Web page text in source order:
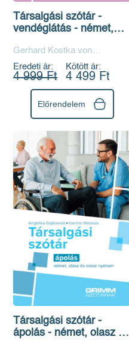
Társalgási szótár -
vendéglátás - német,
Gerhard Kostka von
Liebinsfeld, Urte Albrecht
Eredeti ár:
4 999 Ft
Kötött ár:
4 499 Ft
Előrendelem
Társalgási szótár -
ápolás - német, olasz és